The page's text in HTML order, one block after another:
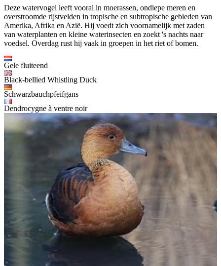
Deze watervogel leeft vooral in moerassen, ondiepe meren en
overstroomde rijstvelden in tropische en subtropische gebieden van
Amerika, Afrika en Azië. Hij voedt zich voornamelijk met zaden
van waterplanten en kleine waterinsecten en zoekt 's nachts naar
voedsel. Overdag rust hij vaak in groepen in het riet of bomen.
Gele fluiteend
Black-bellied Whistling Duck
Schwarzbauchpfeifgans
Dendrocygne à ventre noir